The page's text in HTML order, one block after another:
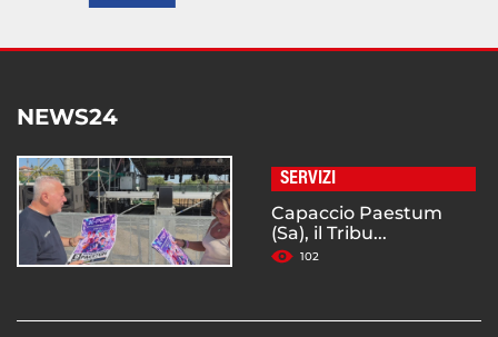
NEWS24
SERVIZI
Capaccio Paestum
(Sa), il Tribu...
102